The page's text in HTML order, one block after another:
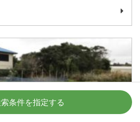
条件を指定する